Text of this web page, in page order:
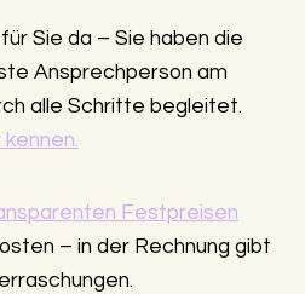
Sie da – Sie haben die
Ansprechperson am
alle Schritte begleitet.
kennen.
Festpreisen
– in der Rechnung gibt